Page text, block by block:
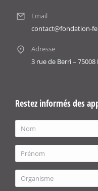
Email
contact@fondation-
Adresse
3 rue de Berri – 75008
Restez informés des